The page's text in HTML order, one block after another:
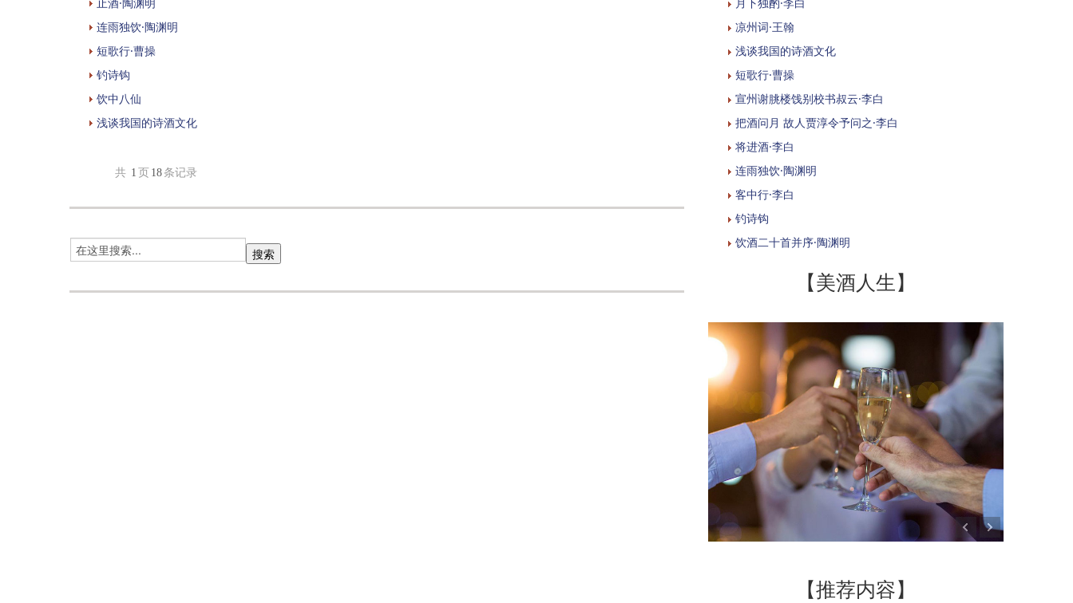
连雨独饮·陶渊明
短歌行·曹操
钓诗钩
饮中八仙
浅谈我国的诗酒文化
共 1 页 18 条记录
凉州词·王翰
浅谈我国的诗酒文化
短歌行·曹操
宣州谢朓楼饯别校书叔云·李白
把酒问月 故人贾淳令予问之·李白
将进酒·李白
连雨独饮·陶渊明
客中行·李白
钓诗钩
饮酒二十首并序·陶渊明
【美酒人生】
【推荐内容】